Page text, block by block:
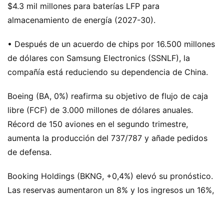
$4.3 mil millones para baterías LFP para
almacenamiento de energía (2027-30).
• Después de un acuerdo de chips por 16.500 millones
de dólares con Samsung Electronics (SSNLF), la
compañía está reduciendo su dependencia de China.
Boeing (BA, 0%) reafirma su objetivo de flujo de caja
libre (FCF) de 3.000 millones de dólares anuales.
Récord de 150 aviones en el segundo trimestre,
aumenta la producción del 737/787 y añade pedidos
de defensa.
Booking Holdings (BKNG, +0,4%) elevó su pronóstico.
Las reservas aumentaron un 8% y los ingresos un 16%,